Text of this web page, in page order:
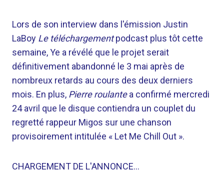
Lors de son interview dans l'émission Justin
LaBoy Le téléchargementpodcast plus tôt cette
semaine, Ye a révélé que le projet serait
définitivement abandonné le 3 mai après de
nombreux retards au cours des deux derniers
mois. En plus, Pierre roulantea confirmé mercredi
24 avril que le disque contiendra un couplet du
regretté rappeur Migos sur une chanson
provisoirement intitulée « Let Me Chill Out ».
CHARGEMENT DE L'ANNONCE…